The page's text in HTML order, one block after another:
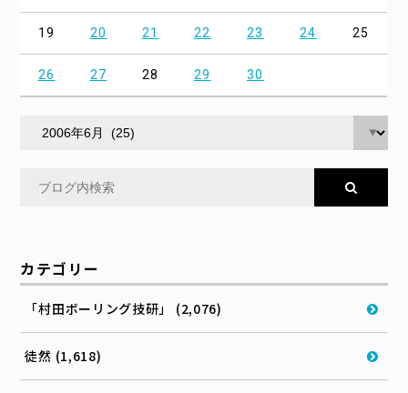
19 20 21 22 23 24 25
26 27 28 29 30
カテゴリー
「村田ボーリング技研」 (2,076)
徒然 (1,618)